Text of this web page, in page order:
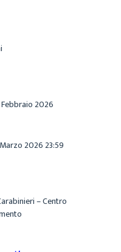
Febbraio 2026
2026 23:59
– Centro